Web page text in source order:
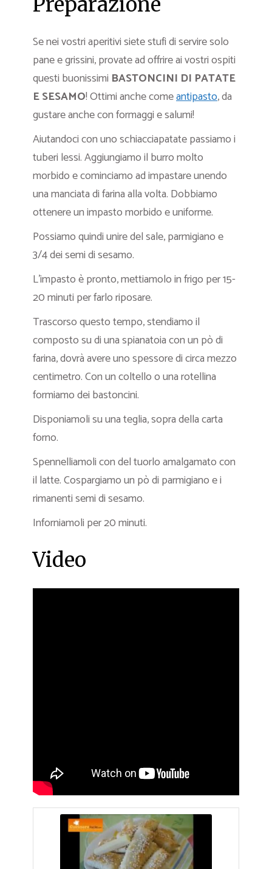
Se nei vostri aperitivi siete stufi di servire solo
pane e grissini, provate ad offrire ai vostri ospiti
questi buonissimi BASTONCINI DI PATATE
E SESAMO! Ottimi anche comeantipasto, da
gustare anche con formaggi e salumi!
Aiutandoci con uno schiacciapatate passiamo i
tuberi lessi. Aggiungiamo il burro molto
morbido e cominciamo ad impastare unendo
una manciata di farina alla volta. Dobbiamo
ottenere un impasto morbido e uniforme.
Possiamo quindi unire del sale, parmigiano e
3/4 dei semi di sesamo.
L’impasto è pronto, mettiamolo in frigo per 15-
20 minuti per farlo riposare.
Trascorso questo tempo, stendiamo il
composto su di una spianatoia con un pò di
farina, dovrà avere uno spessore di circa mezzo
centimetro. Con un coltello o una rotellina
formiamo dei bastoncini.
Disponiamoli su una teglia, sopra della carta
forno.
Spennelliamoli con del tuorlo amalgamato con
il latte. Cospargiamo un pò di parmigiano e i
rimanenti semi di sesamo.
Inforniamoli per 20 minuti.
Video